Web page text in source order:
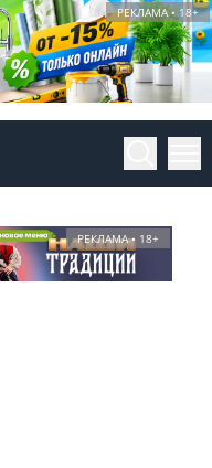
РЕКЛАМА • 18+
РЕКЛАМА • 18+